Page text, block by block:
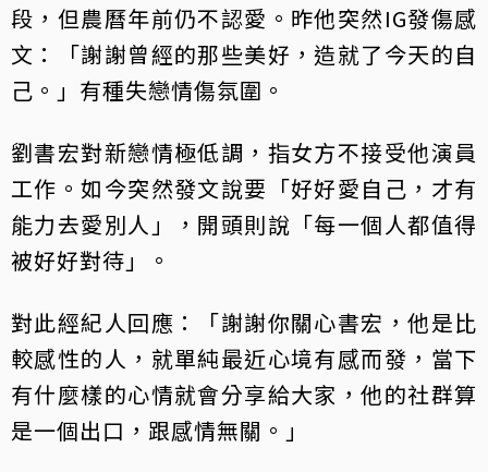
段，但農曆年前仍不認愛。昨他突然IG發傷感
文：「謝謝曾經的那些美好，造就了今天的自
己。」有種失戀情傷氛圍。
劉書宏對新戀情極低調，指女方不接受他演員
工作。如今突然發文說要「好好愛自己，才有
能力去愛別人」，開頭則說「每一個人都值得
被好好對待」。
對此經紀人回應：「謝謝你關心書宏，他是比
較感性的人，就單純最近心境有感而發，當下
有什麼樣的心情就會分享給大家，他的社群算
是一個出口，跟感情無關。」